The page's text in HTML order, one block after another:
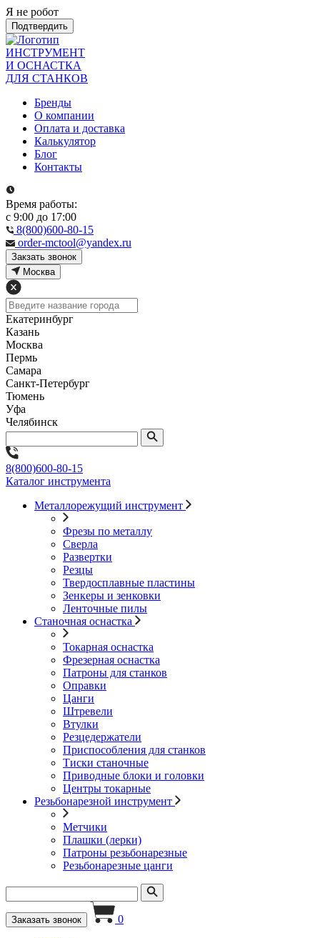
Я не робот
Подтвердить
ИНСТРУМЕНТ
И ОСНАСТКА
ДЛЯ СТАНКОВ
Бренды
О компании
Оплата и доставка
Калькулятор
Блог
Контакты
Время работы:
с 9:00 до 17:00
8(800)600-80-15
order-mctool@yandex.ru
Закзать звонок
Москва
Екатеринбург
Казань
Москва
Пермь
Самара
Санкт-Петербург
Тюмень
Уфа
Челябинск
8(800)600-80-15
Каталог инструмента
Металлорежущий инструмент
Фрезы по металлу
Сверла
Развертки
Резцы
Твердосплавные пластины
Зенкеры и зенковки
Ленточные пилы
Станочная оснастка
Токарная оснастка
Фрезерная оснастка
Патроны для станков
Оправки
Цанги
Штревели
Втулки
Резцедержатели
Приспособления для станков
Тиски станочные
Приводные блоки и головки
Центры токарные
Резьбонарезной инструмент
Метчики
Плашки (лерки)
Патроны резьбонарезные
Резьбонарезные цанги
Заказать звонок 0